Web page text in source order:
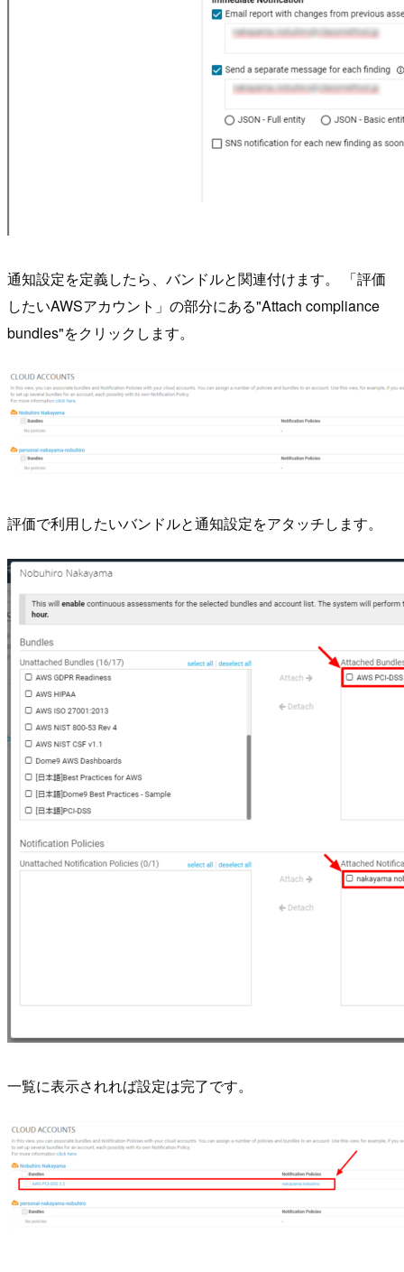
通知設定を定義したら、バンドルと関連付けます。 「評価
したいAWSアカウント」の部分にある"Attach compliance
bundles"をクリックします。
評価で利用したいバンドルと通知設定をアタッチします。
一覧に表示されれば設定は完了です。